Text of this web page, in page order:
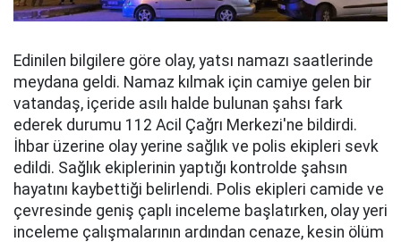
Edinilen bilgilere göre olay, yatsı namazı saatlerinde
meydana geldi. Namaz kılmak için camiye gelen bir
vatandaş, içeride asılı halde bulunan şahsı fark
ederek durumu 112 Acil Çağrı Merkezi'ne bildirdi.
İhbar üzerine olay yerine sağlık ve polis ekipleri sevk
edildi. Sağlık ekiplerinin yaptığı kontrolde şahsın
hayatını kaybettiği belirlendi. Polis ekipleri camide ve
çevresinde geniş çaplı inceleme başlatırken, olay yeri
inceleme çalışmalarının ardından cenaze, kesin ölüm